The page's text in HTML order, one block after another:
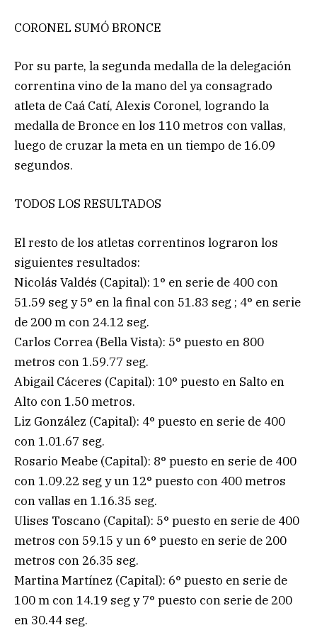
CORONEL SUMÓ BRONCE
Por su parte, la segunda medalla de la delegación
correntina vino de la mano del ya consagrado
atleta de Caá Catí, Alexis Coronel, logrando la
medalla de Bronce en los 110 metros con vallas,
luego de cruzar la meta en un tiempo de 16.09
segundos.
TODOS LOS RESULTADOS
El resto de los atletas correntinos lograron los
siguientes resultados:
Nicolás Valdés (Capital): 1° en serie de 400 con
51.59 seg y 5° en la final con 51.83 seg ; 4° en serie
de 200 m con 24.12 seg.
Carlos Correa (Bella Vista): 5° puesto en 800
metros con 1.59.77 seg.
Abigail Cáceres (Capital): 10° puesto en Salto en
Alto con 1.50 metros.
Liz González (Capital): 4° puesto en serie de 400
con 1.01.67 seg.
Rosario Meabe (Capital): 8° puesto en serie de 400
con 1.09.22 seg y un 12° puesto con 400 metros
con vallas en 1.16.35 seg.
Ulises Toscano (Capital): 5° puesto en serie de 400
metros con 59.15 y un 6° puesto en serie de 200
metros con 26.35 seg.
Martina Martínez (Capital): 6° puesto en serie de
100 m con 14.19 seg y 7° puesto con serie de 200
en 30.44 seg.